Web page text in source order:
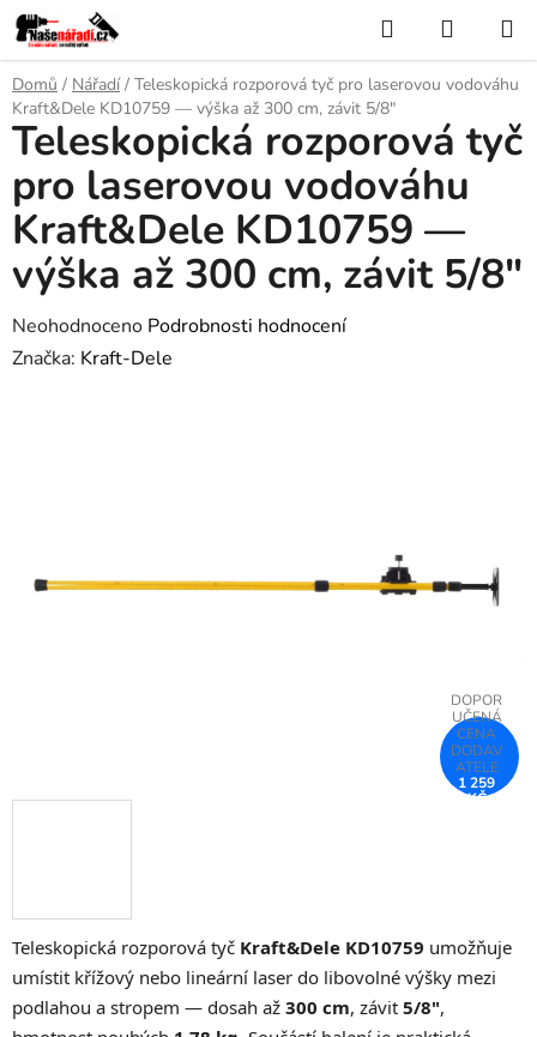
Přejít
na
obsah
Hledat
KOŠÍK
Domů / Nářadí / Teleskopická rozporová tyč pro laserovou vodováhu
Kraft&Dele KD10759 — výška až 300 cm, závit 5/8"
Teleskopická rozporová tyč Kraft&Dele KD10759 umožňuje
umístit křížový nebo lineární laser do libovolné výšky mezi
podlahou a stropem — dosah až 300 cm, závit 5/8",
Teleskopická rozporová tyč
pro laserovou vodováhu
Kraft&Dele KD10759 —
výška až 300 cm, závit 5/8"
Průměrné
hodnocení
Neohodnoceno Podrobnosti hodnocení
Značka: Kraft-Dele
1 259
KČ